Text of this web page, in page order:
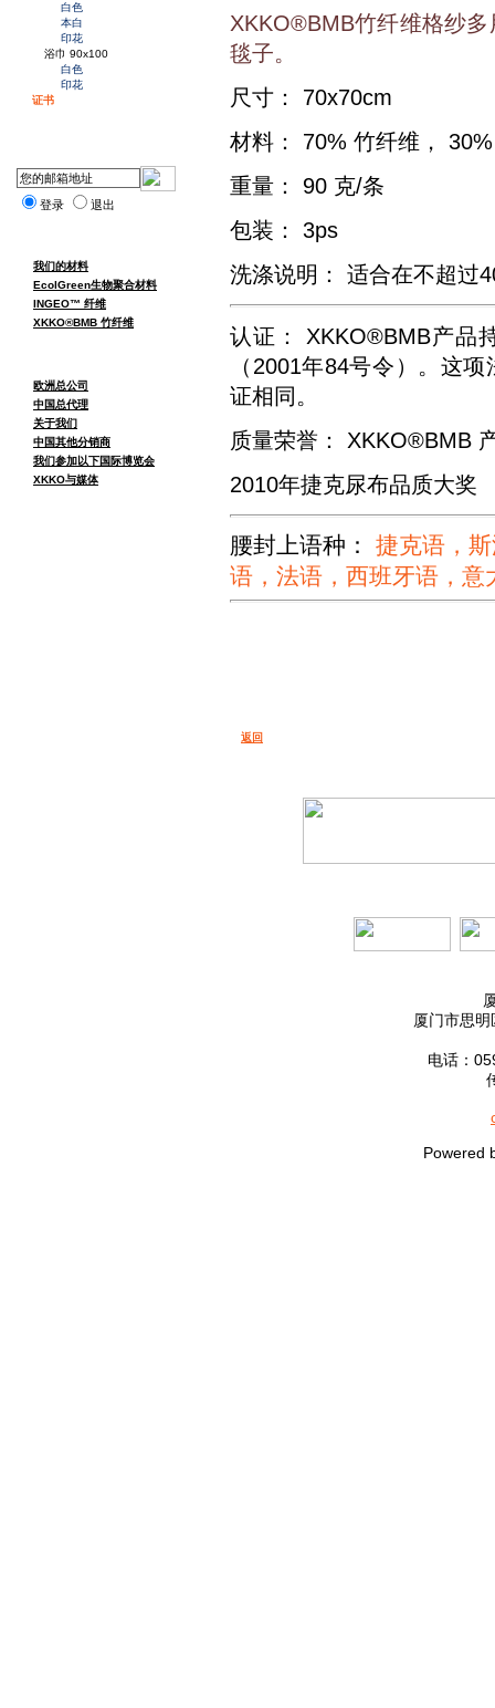
白色
本白
印花
浴巾 90x100
白色
印花
证书
登录 退出
我们的材料
EcolGreen生物聚合材料
INGEO™ 纤维
XKKO®BMB 竹纤维
欧洲总公司
中国总代理
关于我们
中国其他分销商
我们参加以下国际博览会
XKKO与媒体
XKKO®BMB竹纤维格纱
毯子。
尺寸： 70x70cm
材料： 70% 竹纤维，
重量： 90 克/条
包装： 3ps
洗涤说明：
适合在不超过
认证：
XKKO®BMB产品
（2001年84号令）。这
证相同。
质量荣誉： XKKO®BMB
2010年捷克尿布品质大奖
腰封上语种： 捷克语，
语，法语，西班牙语，意
返回
厦门市思
电话：
Powered